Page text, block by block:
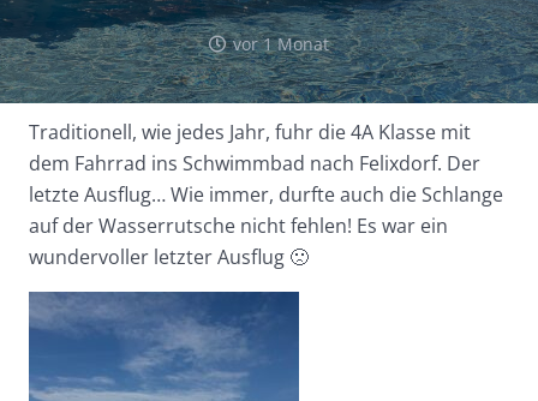
vor 1 Monat
Traditionell, wie jedes Jahr, fuhr die 4A Klasse mit
dem Fahrrad ins Schwimmbad nach Felixdorf. Der
letzte Ausflug… Wie immer, durfte auch die Schlange
auf der Wasserrutsche nicht fehlen! Es war ein
wundervoller letzter Ausflug 🙁